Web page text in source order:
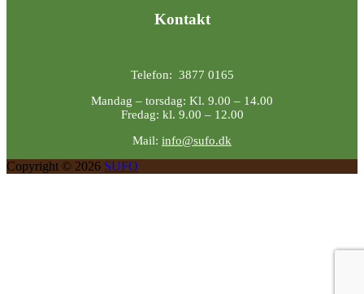
Kontakt
Telefon: 3877 0165
Mandag – torsdag: Kl. 9.00 – 14.00
Fredag: kl. 9.00 – 12.00
Mail: info@sufo.dk
Copyright © 2026 SUFO